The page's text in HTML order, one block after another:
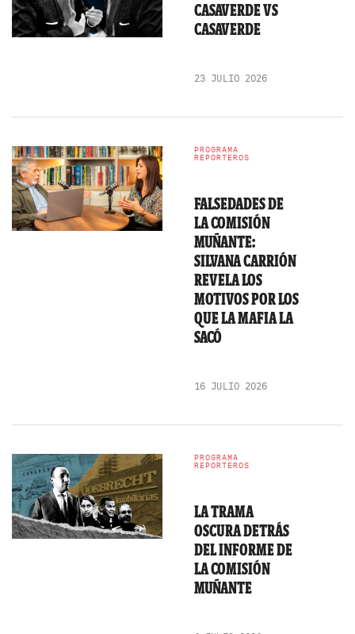
CASAVERDE VS
CASAVERDE
23 JULIO 2026
PROGRAMA
REPORTEROS
FALSEDADES DE
LA COMISIÓN
MUÑANTE:
SILVANA CARRIÓN
REVELA LOS
MOTIVOS POR LOS
QUE LA MAFIA LA
SACÓ
16 JULIO 2026
PROGRAMA
REPORTEROS
LA TRAMA
OSCURA DETRÁS
DEL INFORME DE
LA COMISIÓN
MUÑANTE